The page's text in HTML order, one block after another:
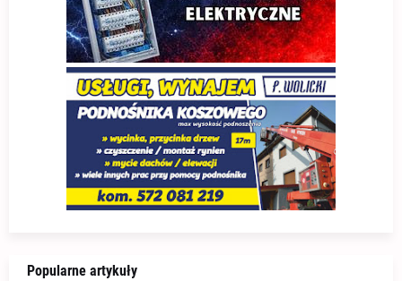
Popularne artykuły